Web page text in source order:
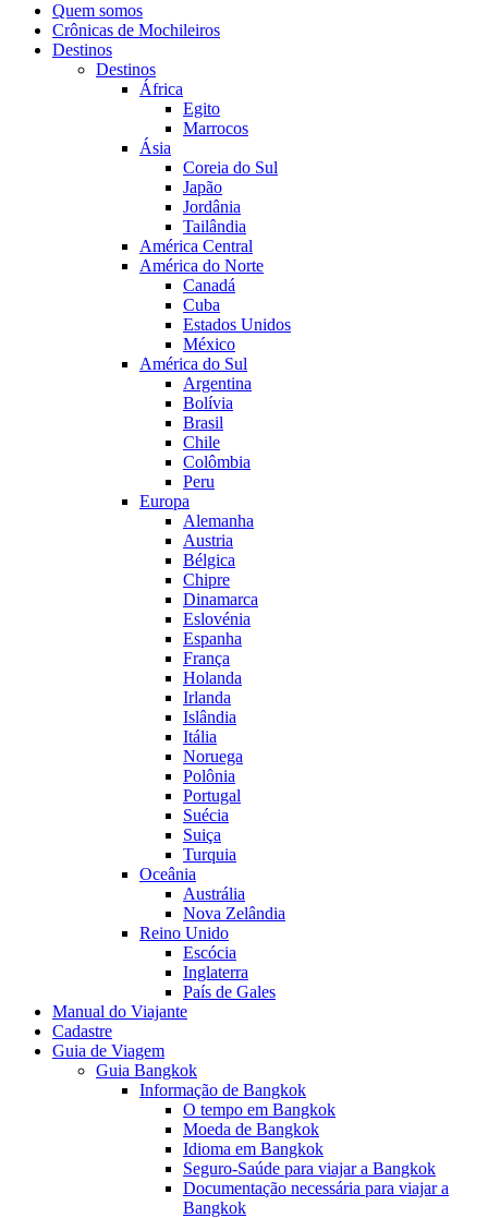
Quem somos
Crônicas de Mochileiros
Destinos
Destinos
África
Egito
Marrocos
Ásia
Coreia do Sul
Japão
Jordânia
Tailândia
América Central
América do Norte
Canadá
Cuba
Estados Unidos
México
América do Sul
Argentina
Bolívia
Brasil
Chile
Colômbia
Peru
Europa
Alemanha
Austria
Bélgica
Chipre
Dinamarca
Eslovénia
Espanha
França
Holanda
Irlanda
Islândia
Itália
Noruega
Polônia
Portugal
Suécia
Suiça
Turquia
Oceânia
Austrália
Nova Zelândia
Reino Unido
Escócia
Inglaterra
País de Gales
Manual do Viajante
Cadastre
Guia de Viagem
Guia Bangkok
Informação de Bangkok
O tempo em Bangkok
Moeda de Bangkok
Idioma em Bangkok
Seguro-Saúde para viajar a Bangkok
Documentação necessária para viajar a
Bangkok